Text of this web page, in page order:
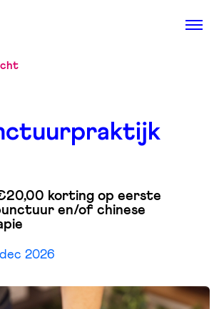
korting op eerste
en/of chinese
2026